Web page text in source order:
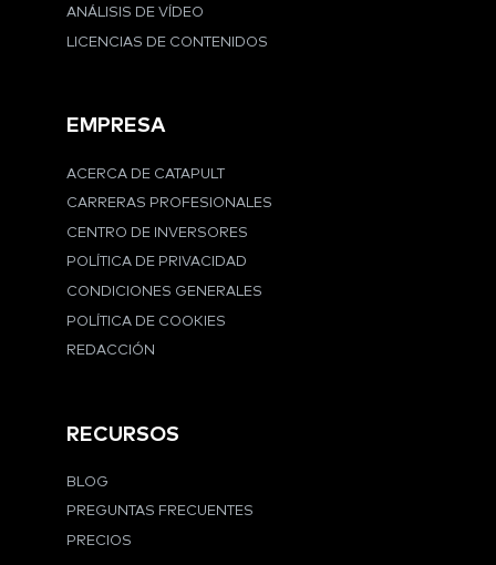
ANÁLISIS DE VÍDEO
LICENCIAS DE CONTENIDOS
EMPRESA
ACERCA DE CATAPULT
CARRERAS PROFESIONALES
CENTRO DE INVERSORES
POLÍTICA DE PRIVACIDAD
CONDICIONES GENERALES
POLÍTICA DE COOKIES
REDACCIÓN
RECURSOS
BLOG
PREGUNTAS FRECUENTES
PRECIOS